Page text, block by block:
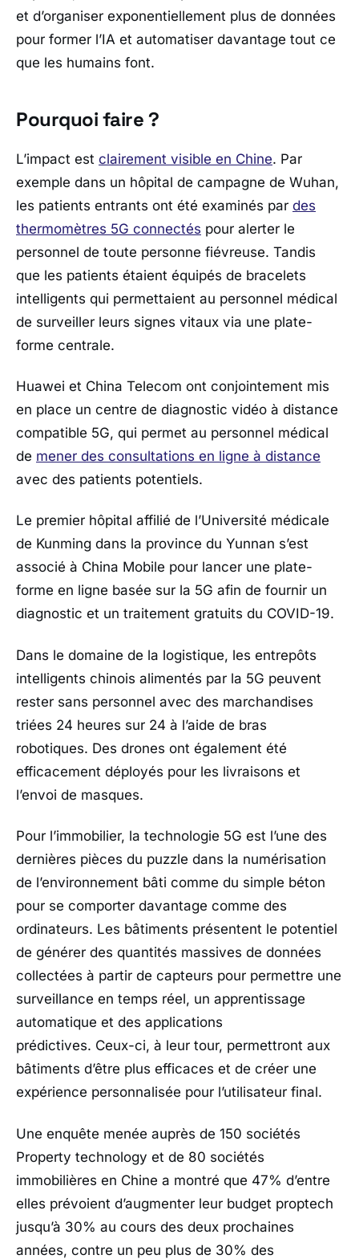
et d’organiser exponentiellement plus de données
pour former l’IA et automatiser davantage tout ce
que les humains font.
Pourquoi faire ?
L’impact est clairement visible en Chine. Par
exemple dans un hôpital de campagne de Wuhan,
les patients entrants ont été examinés par des
thermomètres 5G connectés pour alerter le
personnel de toute personne fiévreuse. Tandis
que les patients étaient équipés de bracelets
intelligents qui permettaient au personnel médical
de surveiller leurs signes vitaux via une plate-
forme centrale.
Huawei et China Telecom ont conjointement mis
en place un centre de diagnostic vidéo à distance
compatible 5G, qui permet au personnel médical
de mener des consultations en ligne à distance
avec des patients potentiels.
Le premier hôpital affilié de l’Université médicale
de Kunming dans la province du Yunnan s’est
associé à China Mobile pour lancer une plate-
forme en ligne basée sur la 5G afin de fournir un
diagnostic et un traitement gratuits du COVID-19.
Dans le domaine de la logistique, les entrepôts
intelligents chinois alimentés par la 5G peuvent
rester sans personnel avec des marchandises
triées 24 heures sur 24 à l’aide de bras
robotiques. Des drones ont également été
efficacement déployés pour les livraisons et
l’envoi de masques.
Pour l’immobilier, la technologie 5G est l’une des
dernières pièces du puzzle dans la numérisation
de l’environnement bâti comme du simple béton
pour se comporter davantage comme des
ordinateurs. Les bâtiments présentent le potentiel
de générer des quantités massives de données
collectées à partir de capteurs pour permettre une
surveillance en temps réel, un apprentissage
automatique et des applications
prédictives. Ceux-ci, à leur tour, permettront aux
bâtiments d’être plus efficaces et de créer une
expérience personnalisée pour l’utilisateur final.
Une enquête menée auprès de 150 sociétés
Property technology et de 80 sociétés
immobilières en Chine a montré que 47% d’entre
elles prévoient d’augmenter leur budget proptech
jusqu’à 30% au cours des deux prochaines
années, contre un peu plus de 30% des